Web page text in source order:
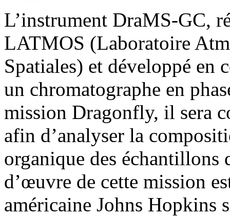
L’instrument DraMS-GC,
LATMOS (Laboratoire
Spatiales) et développé en
un chromatographe en
mission Dragonfly, il sera
afin d’analyser la
organique des
d’œuvre de cette mission
américaine Johns Hopkins